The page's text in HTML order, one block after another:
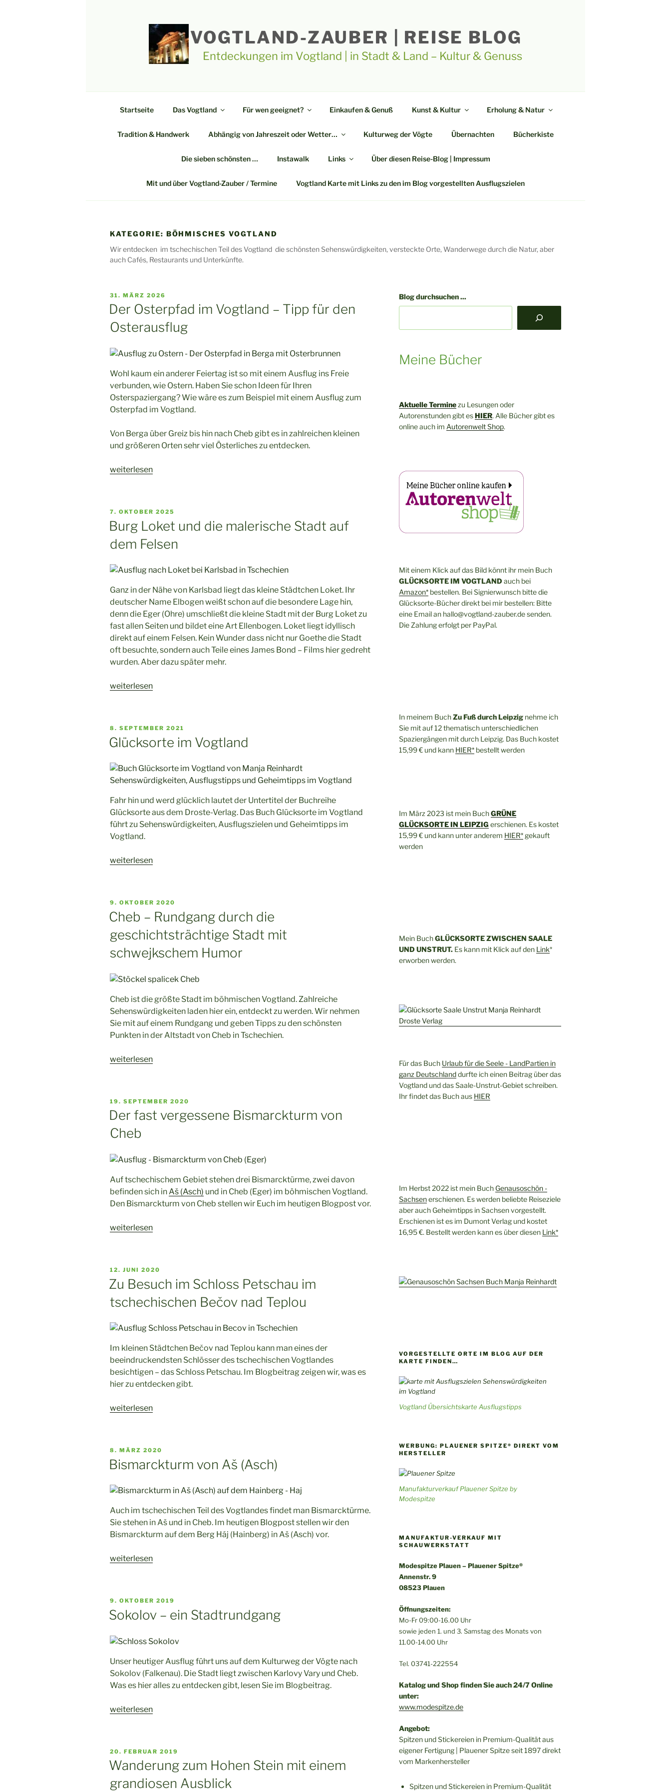
VOGTLAND-ZAUBER | REISE BLOG
Entdeckungen im Vogtland | in Stadt & Land – Kultur & Genuss
Startseite Das Vogtland Für wen geeignet? Einkaufen & Genuß Kunst & Kultur Erholung & Natur
Tradition & Handwerk Abhängig von Jahreszeit oder Wetter… Kulturweg der Vögte Übernachten Bücherkiste
Die sieben schönsten … Instawalk Links Über diesen Reise-Blog | Impressum
Mit und über Vogtland-Zauber / Termine Vogtland Karte mit Links zu den im Blog vorgestellten Ausflugszielen
KATEGORIE: BÖHMISCHES VOGTLAND
Wir entdecken im tschechischen Teil des Vogtland die schönsten Sehenswürdigkeiten, versteckte Orte, Wanderwege durch die Natur, aber
auch Cafés, Restaurants und Unterkünfte.
VERÖFFENTLICHT
AM
31. MÄRZ 2026
Der Osterpfad im Vogtland – Tipp für den
Osterausflug
Wohl kaum ein anderer Feiertag ist so mit einem Ausflug ins Freie
verbunden, wie Ostern. Haben Sie schon Ideen für Ihren
Osterspaziergang? Wie wäre es zum Beispiel mit einem Ausflug zum
Osterpfad im Vogtland.
Von Berga über Greiz bis hin nach Cheb gibt es in zahlreichen kleinen
und größeren Orten sehr viel Österliches zu entdecken.
„Der
–
Tipp
für
Osterausflug“
weiterlesen
VERÖFFENTLICHT
7. OKTOBER 2025
Burg Loket und die malerische Stadt auf
dem Felsen
Ganz in der Nähe von Karlsbad liegt das kleine Städtchen Loket. Ihr
deutscher Name Elbogen weißt schon auf die besondere Lage hin,
denn die Eger (Ohre) umschließt die kleine Stadt mit der Burg Loket zu
fast allen Seiten und bildet eine Art Ellenbogen. Loket liegt idyllisch
direkt auf einem Felsen. Kein Wunder dass nicht nur Goethe die Stadt
oft besuchte, sondern auch Teile eines James Bond – Films hier gedreht
wurden. Aber dazu später mehr.
„Burg
malerische
Stadt
dem
Felsen“
weiterlesen
VERÖFFENTLICHT
AM
8. SEPTEMBER 2021
Glücksorte im Vogtland
Fahr hin und werd glücklich lautet der Untertitel der Buchreihe
Glücksorte aus dem Droste-Verlag. Das Buch Glücksorte im Vogtland
führt zu Sehenswürdigkeiten, Ausflugszielen und Geheimtipps im
Vogtland.
„Glücksorte
weiterlesen
VERÖFFENTLICHT
AM
9. OKTOBER 2020
Cheb – Rundgang durch die
geschichtsträchtige Stadt mit
schwejkschem Humor
Cheb ist die größte Stadt im böhmischen Vogtland. Zahlreiche
Sehenswürdigkeiten laden hier ein, entdeckt zu werden. Wir nehmen
Sie mit auf einem Rundgang und geben Tipps zu den schönsten
Punkten in der Altstadt von Cheb in Tschechien.
„Cheb
die
geschichtsträchtige
Stadt
schwejkschem
weiterlesen
VERÖFFENTLICHT
AM
19. SEPTEMBER 2020
Der fast vergessene Bismarckturm von
Cheb
Auf tschechischem Gebiet stehen drei Bismarcktürme, zwei davon
befinden sich in Aš (Asch) und in Cheb (Eger) im böhmischen Vogtland.
Den Bismarckturm von Cheb stellen wir Euch im heutigen Blogpost vor.
„Der
von
Cheb“
weiterlesen
VERÖFFENTLICHT
12. JUNI 2020
Zu Besuch im Schloss Petschau im
tschechischen Bečov nad Teplou
Im kleinen Städtchen Bečov nad Teplou kann man eines der
beeindruckendsten Schlösser des tschechischen Vogtlandes
besichtigen – das Schloss Petschau. Im Blogbeitrag zeigen wir, was es
hier zu entdecken gibt.
„Zu
Petschau
im
Bečov
Teplou“
weiterlesen
VERÖFFENTLICHT
AM
8. MÄRZ 2020
Bismarckturm von Aš (Asch)
Auch im tschechischen Teil des Vogtlandes findet man Bismarcktürme.
Sie stehen in Aš und in Cheb. Im heutigen Blogpost stellen wir den
Bismarckturm auf dem Berg Háj (Hainberg) in Aš (Asch) vor.
„Bismarckturm
weiterlesen
VERÖFFENTLICHT
AM
9. OKTOBER 2019
Sokolov – ein Stadtrundgang
Unser heutiger Ausflug führt uns auf dem Kulturweg der Vögte nach
Sokolov (Falkenau). Die Stadt liegt zwischen Karlovy Vary und Cheb.
Was es hier alles zu entdecken gibt, lesen Sie im Blogbeitrag.
„Sokolov
weiterlesen
VERÖFFENTLICHT
AM
20. FEBRUAR 2019
Wanderung zum Hohen Stein mit einem
grandiosen Ausblick
Blog durchsuchen ...
Meine Bücher
Aktuelle Terminezu Lesungen oder
Autorenstunden gibt esHIER. Alle Bücher gibt es
online auch im Autorenwelt Shop.
Mit einem Klick auf das Bild könnt ihr mein Buch
GLÜCKSORTE IM VOGTLANDauch bei
Amazon*bestellen. Bei Signierwunsch bitte die
Glücksorte-Bücher direkt bei mir bestellen: Bitte
eine Email an hallo@vogtland-zauber.de senden.
Die Zahlung erfolgt per PayPal.
In meinem BuchZu Fuß durch Leipzignehme ich
Sie mit auf 12 thematisch unterschiedlichen
Spaziergängen mit durch Leipzig. Das Buch kostet
15,99 € und kann HIER*bestellt werden
Im März 2023 ist mein BuchGRÜNE
GLÜCKSORTE IN LEIPZIG erschienen. Es kostet
15,99 € und kann unter anderem HIER*gekauft
werden
Mein BuchGLÜCKSORTE ZWISCHEN SAALE
UND UNSTRUT.Es kann mit Klick auf den Link*
erworben werden.
Für das Buch Urlaub für die Seele - LandPartien in
ganz Deutschlanddurfte ich einen Beitrag über das
Vogtland und das Saale-Unstrut-Gebiet schreiben.
Ihr findet das Buch aus HIER
Im Herbst 2022 ist mein Buch Genausoschön -
Sachsenerschienen. Es werden beliebte Reiseziele
aber auch Geheimtipps in Sachsen vorgestellt.
Erschienen ist es im Dumont Verlag und kostet
16,95 €. Bestellt werden kann es über diesen Link*
VORGESTELLTE ORTE IM BLOG AUF DER
KARTE FINDEN…
Vogtland Übersichtskarte Ausflugstipps
WERBUNG: PLAUENER SPITZE® DIREKT VOM
HERSTELLER
Manufakturverkauf Plauener Spitze by
Modespitze
MANUFAKTUR-VERKAUF MIT
SCHAUWERKSTATT
Modespitze Plauen – Plauener Spitze®
Annenstr. 9
08523 Plauen
Öffnungszeiten:
Mo-Fr 09:00-16.00 Uhr
sowie jeden 1. und 3. Samstag des Monats von
11.00-14.00 Uhr
Tel. 03741-222554
Katalog und Shop finden Sie auch 24/7 Online
unter:
www.modespitze.de
Angebot:
Spitzen und Stickereien in Premium-Qualität aus
eigener Fertigung | Plauener Spitze seit 1897 direkt
vom Markenhersteller
Spitzen und Stickereien in Premium-Qualität